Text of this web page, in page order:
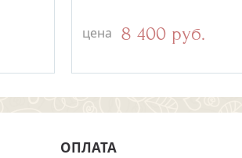
цена 8 400 руб.
ОПЛАТА